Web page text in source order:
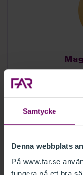
Samtycke
Denna webbplats
På www.far.se
Skattejurist
Magnus är jurist och
verksam vid Grant
på beskattning av
mångårig